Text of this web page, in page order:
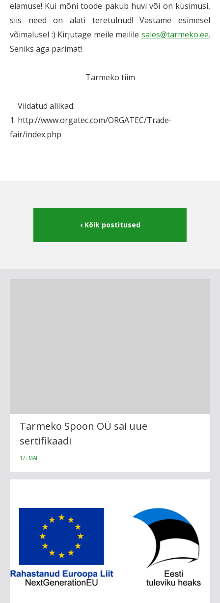
elamuse! Kui mõni toode pakub huvi või on küsimusi,
siis need on alati teretulnud! Vastame esimesel
võimalusel :) Kirjutage meile meilile sales@tarmeko.ee.
Seniks aga parimat!
Tarmeko tiim
Viidatud allikad:
1. http://www.orgatec.com/ORGATEC/Trade-
fair/index.php
Kõik postitused
Tarmeko Spoon OÜ sai uue
sertifikaadi
17. MAI